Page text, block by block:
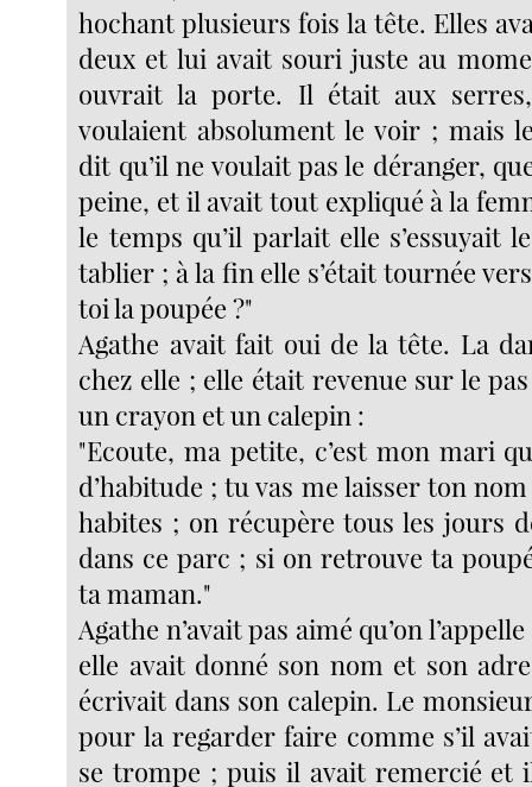
hochant plusieurs fois la tête. Elles
deux et lui avait souri juste au
ouvrait la porte. Il était aux
voulaient absolument le voir ; mais
dit qu’il ne voulait pas le déranger,
peine, et il avait tout expliqué à la
le temps qu’il parlait elle s’essuyait
tablier ; à la fin elle s’était tournée vers
toi la poupée ?"
Agathe avait fait oui de la tête. La
chez elle ; elle était revenue sur le
un crayon et un calepin :
"Ecoute, ma petite, c’est mon mari
d’habitude ; tu vas me laisser ton
habites ; on récupère tous les jours
dans ce parc ; si on retrouve ta
ta maman."
Agathe n’avait pas aimé qu’on
elle avait donné son nom et son
écrivait dans son calepin. Le
pour la regarder faire comme s’il
se trompe ; puis il avait remercié et